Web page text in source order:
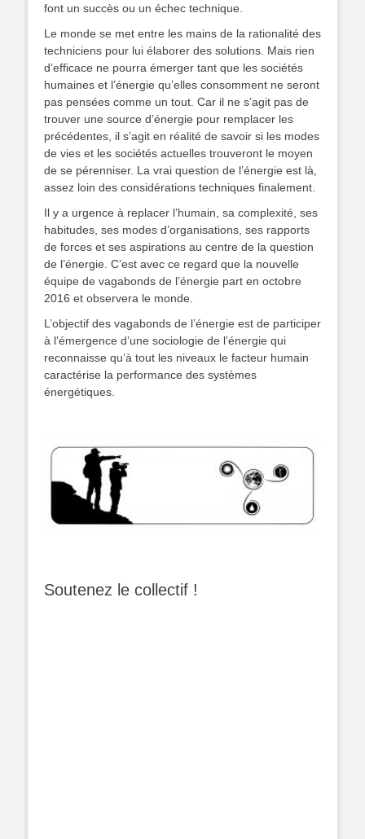
font un succès ou un échec technique.
Le monde se met entre les mains de la rationalité des
techniciens pour lui élaborer des solutions. Mais rien
d’efficace ne pourra émerger tant que les sociétés
humaines et l’énergie qu’elles consomment ne seront
pas pensées comme un tout. Car il ne s’agit pas de
trouver une source d’énergie pour remplacer les
précédentes, il s’agit en réalité de savoir si les modes
de vies et les sociétés actuelles trouveront le moyen
de se pérenniser. La vrai question de l’énergie est là,
assez loin des considérations techniques finalement.
Il y a urgence à replacer l’humain, sa complexité, ses
habitudes, ses modes d’organisations, ses rapports
de forces et ses aspirations au centre de la question
de l’énergie. C’est avec ce regard que la nouvelle
équipe de vagabonds de l’énergie part en octobre
2016 et observera le monde.
L’objectif des vagabonds de l’énergie est de participer
à l’émergence d’une sociologie de l’énergie qui
reconnaisse qu’à tout les niveaux le facteur humain
caractérise la performance des systèmes
énergétiques.
Soutenez le collectif !